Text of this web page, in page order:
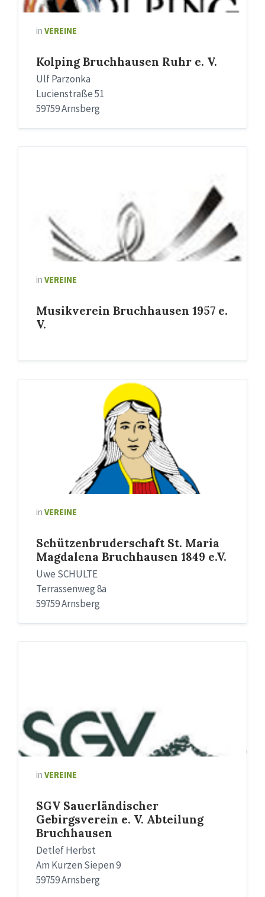
in VEREINE
Kolping Bruchhausen Ruhr e. V.
Ulf Parzonka
Lucienstraße 51
59759 Arnsberg
in VEREINE
Musikverein Bruchhausen 1957 e.
V.
in VEREINE
Schützenbruderschaft St. Maria
Magdalena Bruchhausen 1849 e.V.
Uwe SCHULTE
Terrassenweg 8a
59759 Arnsberg
in VEREINE
SGV Sauerländischer
Gebirgsverein e. V. Abteilung
Bruchhausen
Detlef Herbst
Am Kurzen Siepen 9
59759 Arnsberg